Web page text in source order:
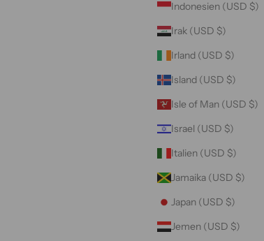
Indonesien (USD $)
Irak (USD $)
Irland (USD $)
Island (USD $)
Isle of Man (USD $)
Israel (USD $)
Italien (USD $)
Jamaika (USD $)
Japan (USD $)
Jemen (USD $)